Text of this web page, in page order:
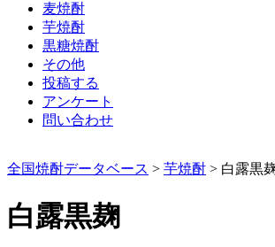
麦焼酎
芋焼酎
黒糖焼酎
その他
投稿する
アンケート
問い合わせ
全国焼酎データベース > 芋焼酎 > 白露黒
白露黒麹